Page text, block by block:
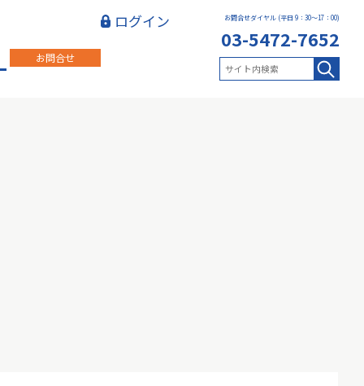
お問合せ
お問合せダイヤル (平日 9：30～17：00)
03-5472-7652
ログイン